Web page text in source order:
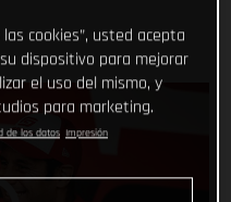
cookies”, usted acepta
dispositivo para mejorar
el uso del mismo, y
para marketing.
de los datos Impresión